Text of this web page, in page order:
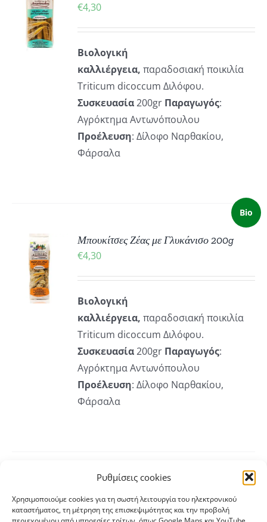
Ρυθμίσεις cookies
Χρησιμοποιούμε cookies για τη σωστή λειτουργία του ηλεκτρονικού
καταστήματος, τη μέτρηση της επισκεψιμότητας και την προβολή
περιεχομένου από υπηρεσίες τρίτων, όπως Google Maps και YouTube.
€4,30
Βιολογική
καλλιέργεια, παραδοσιακή ποικιλία
Τriticum dicoccum Διλόφου.
Συσκευασία200gr Παραγωγός:
Αγρόκτημα Αντωνόπουλου
Προέλευση: Δίλοφο Ναρθακίου,
Φάρσαλα
Bio
Μπουκίτσες Ζέας με Γλυκάνισο 200g
€4,30
Βιολογική
καλλιέργεια, παραδοσιακή ποικιλία
Τriticum dicoccum Διλόφου.
Συσκευασία200gr Παραγωγός:
Αγρόκτημα Αντωνόπουλου
Προέλευση: Δίλοφο Ναρθακίου,
Φάρσαλα
€4,60